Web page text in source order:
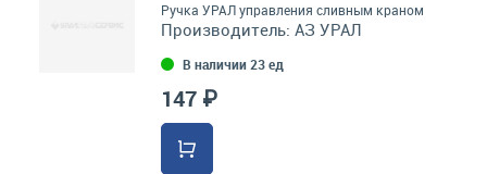
Ручка УРАЛ управления сливным краном
Производитель: АЗ УРАЛ
В наличии 23 ед
147 ₽